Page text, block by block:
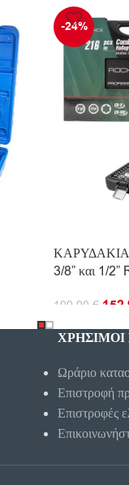
-24%
3/8” και 1/
199.90 €
ΠΡΟΣΘΉΚΗ
Ωράριο
Επιστροφή
Επιστροφές